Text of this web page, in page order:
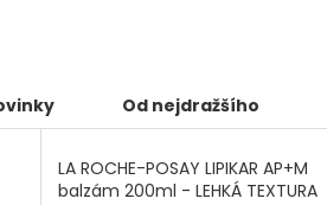
Od nejdražšího
LA ROCHE-POSAY LIPIKAR AP+M
balzám 200ml - LEHKÁ TEXTURA